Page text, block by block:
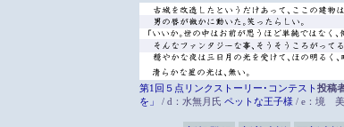
第1回５点リンクストーリー･コンテスト投稿
を」
/ d：水無月氏 ペットな王子様 / e：境